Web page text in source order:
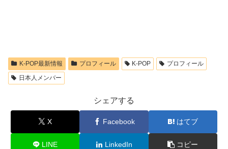
K-POP最新情報 プロフィール K-POP
プロフィール
日本人メンバー
シェアする
X Facebook はてブ
LINE LinkedIn コピー